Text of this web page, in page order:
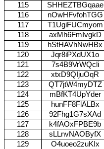
115
SHHEZTBGqaae
116
nOwHFvfohTGG
117
T1UgiFUCmyom
118
axMh6FmIvgkD
119
hStHAVhNwHBx
120
Jqr8iPXdUX1o
121
7s4B9VrWQcli
122
xtxD9QIjuOqR
123
QT7jtW4myDTZ
124
mBfKT4UpYder
125
hunFF8FlALBx
126
92Fhg1G7sXAd
127
k4fAOxFPBE9b
128
sLLnvNAOByfX
129
O4uoeo2zuKIx